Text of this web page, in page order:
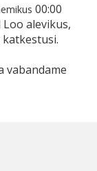
00:00
alevikus,
vabandame